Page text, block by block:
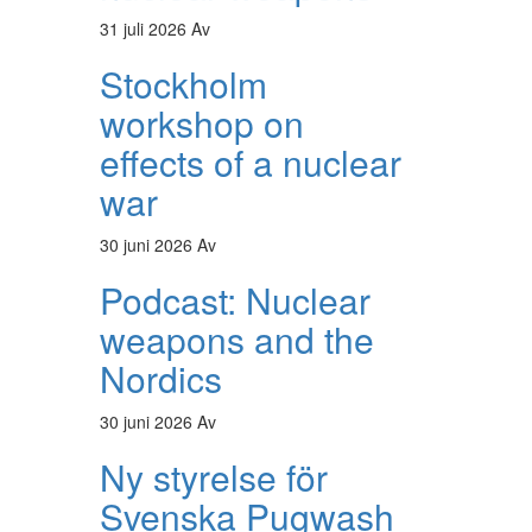
31 juli 2026 Av
Stockholm
workshop on
effects of a nuclear
war
30 juni 2026 Av
Podcast: Nuclear
weapons and the
Nordics
30 juni 2026 Av
Ny styrelse för
Svenska Pugwash